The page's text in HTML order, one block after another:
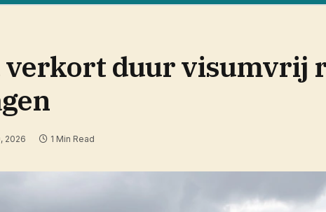
duur visumvrij
2026 1 Min Read